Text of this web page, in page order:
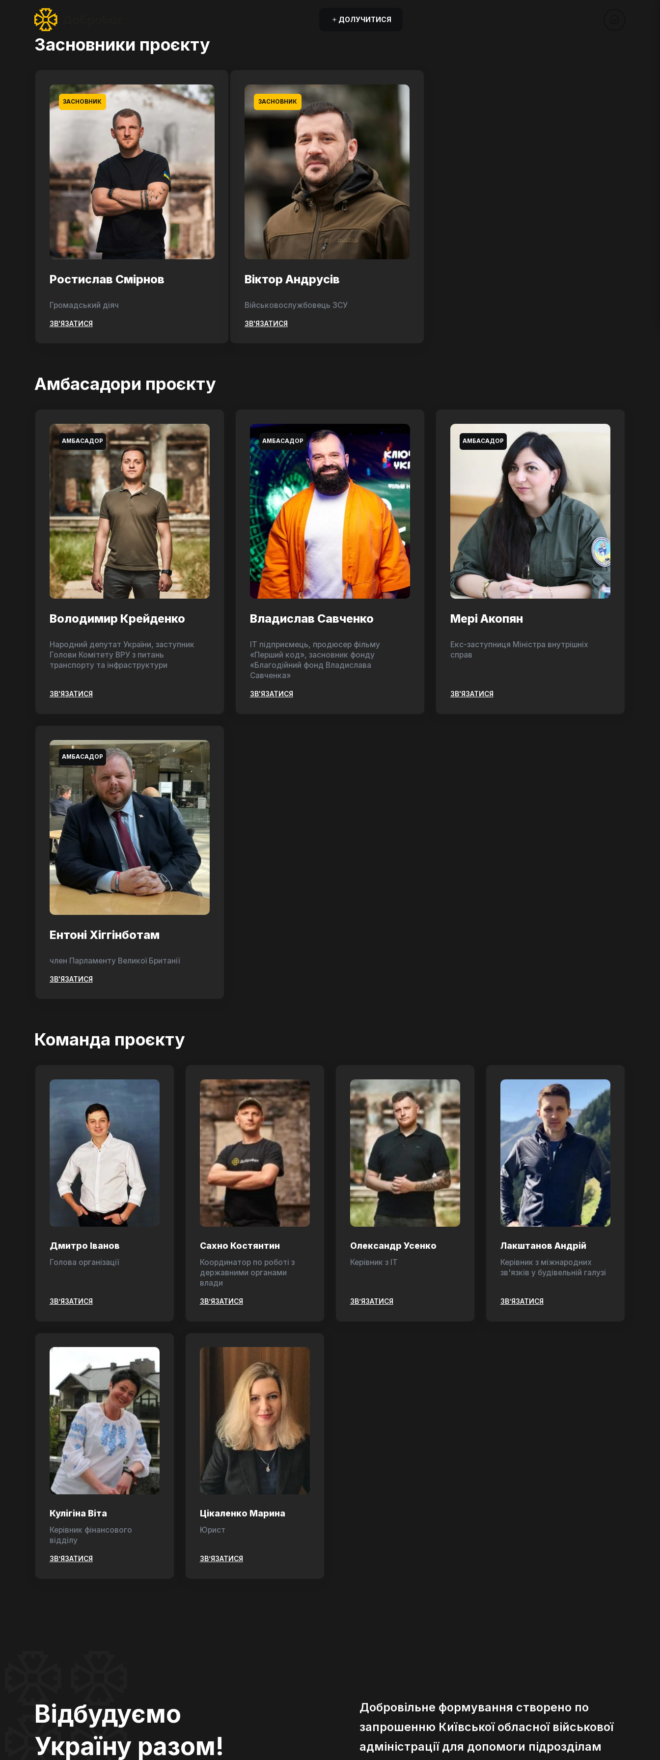
ДОЛУЧИТИСЯ
Засновники проєкту
ЗАСНОВНИК
Ростислав Смірнов
Громадський діяч
ЗВ'ЯЗАТИСЯ
ЗАСНОВНИК
Віктор Андрусів
Військовослужбовець ЗСУ
ЗВ'ЯЗАТИСЯ
Амбасадори проєкту
АМБАСАДОР
Володимир Крейденко
Народний депутат України, заступник
Голови Комітету ВРУ з питань
транспорту та інфраструктури
ЗВ'ЯЗАТИСЯ
АМБАСАДОР
Владислав Савченко
ІТ підприємець, продюсер фільму
«Перший код», засновник фонду
«Благодійний фонд Владислава
Савченка»
ЗВ'ЯЗАТИСЯ
АМБАСАДОР
Мері Акопян
Екс-заступниця Міністра внутрішніх
справ
ЗВ'ЯЗАТИСЯ
АМБАСАДОР
Ентоні Хіггінботам
член Парламенту Великої Британії
ЗВ'ЯЗАТИСЯ
Команда проєкту
Дмитро Іванов
Голова організації
ЗВ’ЯЗАТИСЯ
Сахно Костянтин
Координатор по роботі з
державними органами
влади
ЗВ’ЯЗАТИСЯ
Олександр Усенко
Керівник з ІТ
ЗВ’ЯЗАТИСЯ
Лакштанов Андрій
Керівник з міжнародних
зв'язків у будівельній галузі
ЗВ’ЯЗАТИСЯ
Кулігіна Віта
Керівник фінансового
відділу
ЗВ’ЯЗАТИСЯ
Цікаленко Марина
Юрист
ЗВ’ЯЗАТИСЯ
Відбудуємо
Україну разом!
Добровільне формування створено по
запрошенню Київської обласної військової
адміністрації для допомоги підрозділам